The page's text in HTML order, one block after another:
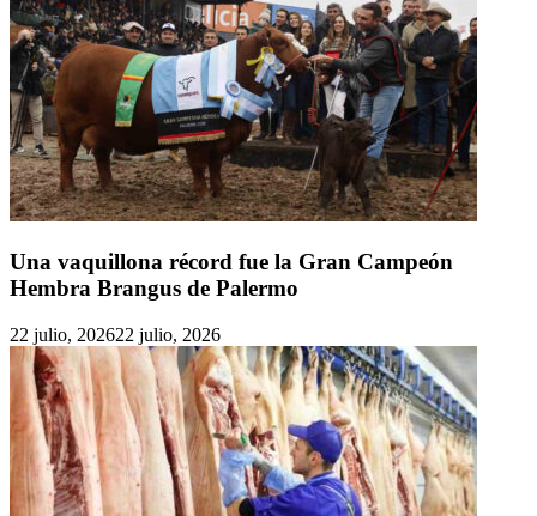
Una vaquillona récord fue la Gran Campeón
Hembra Brangus de Palermo
22 julio, 202622 julio, 2026